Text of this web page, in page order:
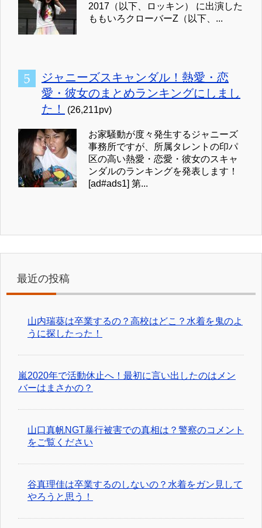
2017（以下、ロッキン） に出演した
ももいろクローバーZ（以下、...
ジャニーズスキャンダル！熱愛・恋
愛・彼女のまとめランキングにしまし
た！
(26,211pv)
お家騒動が度々発生するジャニーズ
事務所ですが、所属タレントの印パ
区の高い熱愛・恋愛・彼女のスキャ
ンダルのランキングを発表します！
[ad#ads1] 第...
最近の投稿
山内瑞葵は卒業するの？高校はどこ？水着を鬼のよ
うに探したった！
嵐2020年で活動休止へ！最初に言い出したのはメン
バーはまさかの？
山口真帆NGT暴行被害での真相は？警察のコメント
をご覧ください
谷真理佳は卒業するのしないの？水着をガン見して
やろうと思う！